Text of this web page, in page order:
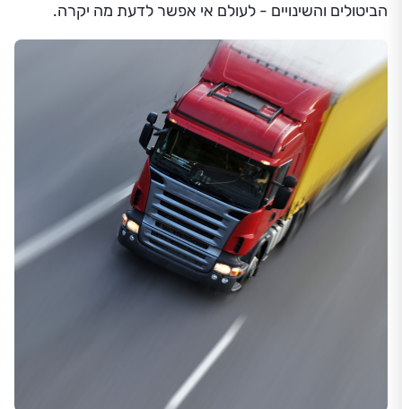
הביטולים והשינויים - לעולם אי אפשר לדעת מה יקרה.